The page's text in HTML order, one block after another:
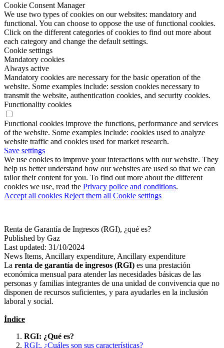
Cookie Consent Manager
We use two types of cookies on our websites: mandatory and
functional. You can choose to oppose the use of functional cookies.
Click on the different categories of cookies to find out more about
each category and change the default settings.
Cookie settings
Mandatory cookies
Always active
Mandatory cookies are necessary for the basic operation of the
website. Some examples include: session cookies necessary to
transmit the website, authentication cookies, and security cookies.
Functionality cookies
Functional cookies improve the functions, performance and services
of the website. Some examples include: cookies used to analyze
website traffic and cookies used for market research.
Save settings
We use cookies to improve your interactions with our website. They
help us better understand how our websites are used so that we can
tailor their content for you. To find out more about the different
cookies we use, read the Privacy police and conditions.
Accept all cookies Reject them all Cookie settings
Renta de Garantía de Ingresos (RGI), ¿qué es?
Published by Gaz
Last updated: 31/10/2024
News Items, Ancillary expenditure, Ancillary expenditure
La renta de garantía de ingresos (RGI) es una prestación
económica mensual para atender las necesidades básicas de las
personas y familias integrantes de una unidad de convivencia que no
disponen de recursos suficientes, y para ayudarles en la inclusión
laboral y social.
Índice
RGI: ¿Qué es?
RGI:, ¿Cuáles son sus características?